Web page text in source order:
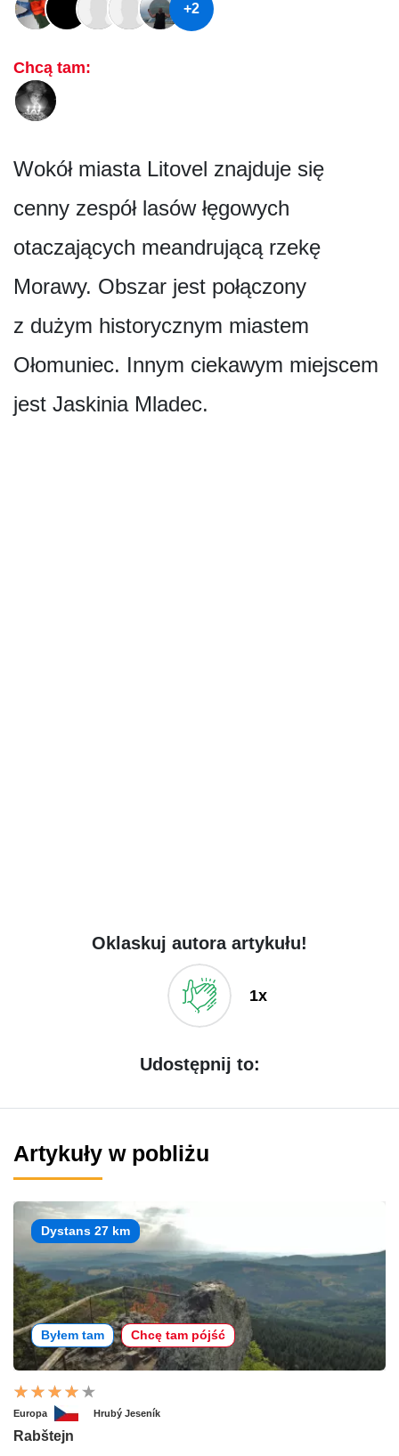
+2
Chcą tam:
Wokół miasta Litovel znajduje się
cenny zespół lasów łęgowych
otaczających meandrującą rzekę
Morawy. Obszar jest połączony
z dużym historycznym miastem
Ołomuniec. Innym ciekawym miejscem
jest Jaskinia Mladec.
Oklaskuj autora artykułu!
1x
Udostępnij to:
Artykuły w pobliżu
Dystans 27 km
Byłem tam Chcę tam pójść
Europa Hrubý Jeseník
Rabštejn